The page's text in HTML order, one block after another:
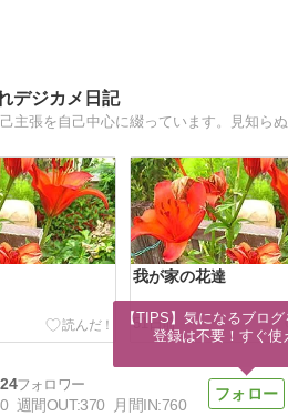
デジカメ日記
主張を自己中心に綴っています。見知ら
我が家の花達
51日前
24
週間OUT:370 月間IN:760
【TIPS】気になるブログ
登録は不要！すぐ使